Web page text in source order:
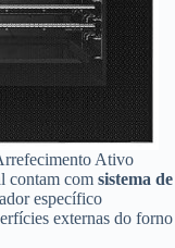
Ativo
contam com sistema de
específico
externas do forno